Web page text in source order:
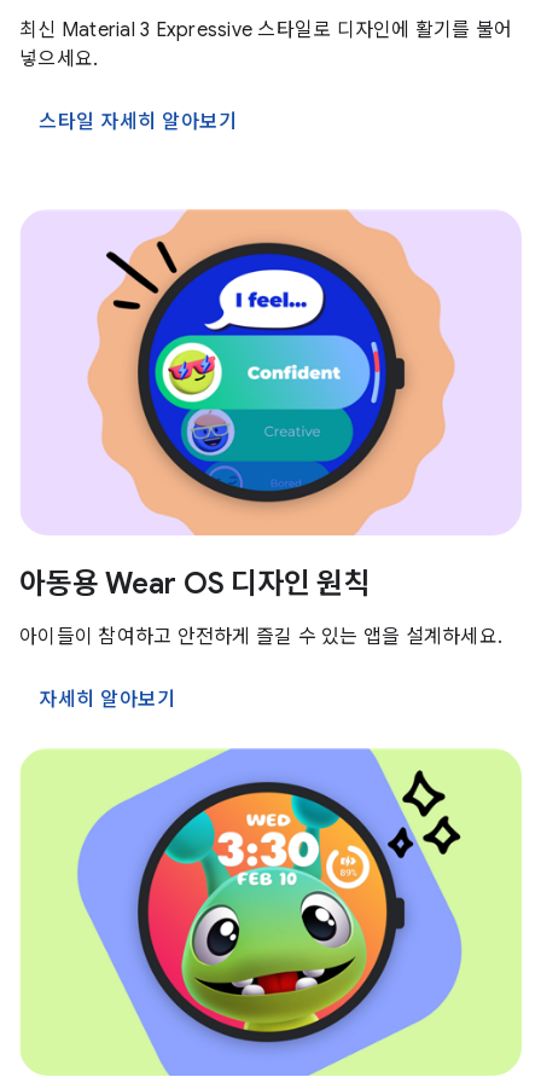
최신 Material 3 Expressive 스타일로 디자인에 활기를 불어
넣으세요.
스타일 자세히 알아보기
아동용 Wear OS 디자인 원칙
아이들이 참여하고 안전하게 즐길 수 있는 앱을 설계하세요.
자세히 알아보기